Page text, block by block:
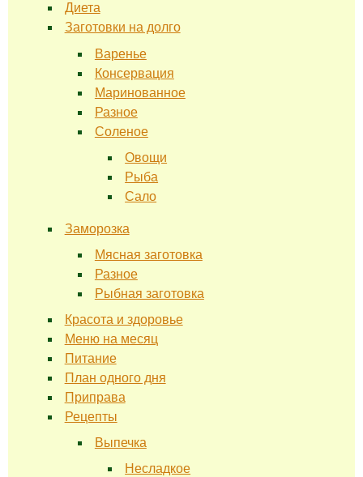
Диета
Заготовки на долго
Варенье
Консервация
Маринованное
Разное
Соленое
Овощи
Рыба
Сало
Заморозка
Мясная заготовка
Разное
Рыбная заготовка
Красота и здоровье
Меню на месяц
Питание
План одного дня
Приправа
Рецепты
Выпечка
Несладкое